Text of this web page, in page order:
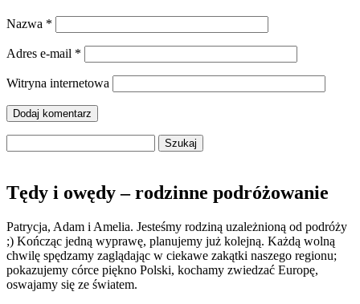
Nazwa *
Adres e-mail *
Witryna internetowa
Tędy i owędy – rodzinne podróżowanie
Patrycja, Adam i Amelia. Jesteśmy rodziną uzależnioną od podróży
;) Kończąc jedną wyprawę, planujemy już kolejną. Każdą wolną
chwilę spędzamy zaglądając w ciekawe zakątki naszego regionu;
pokazujemy córce piękno Polski, kochamy zwiedzać Europę,
oswajamy się ze światem.